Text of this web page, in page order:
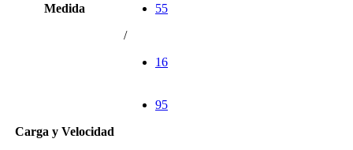
Medida
55
/
16
Carga y Velocidad
95